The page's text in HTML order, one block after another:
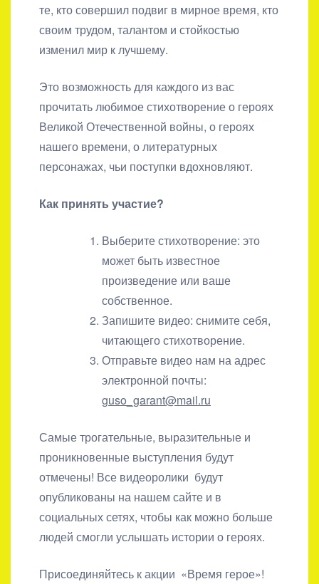
те, кто совершил подвиг в мирное время, кто
своим трудом, талантом и стойкостью
изменил мир к лучшему.
Это возможность для каждого из вас
прочитать любимое стихотворение о героях
Великой Отечественной войны, о героях
нашего времени, о литературных
персонажах, чьи поступки вдохновляют.
Как принять участие?
Выберите стихотворение: это
может быть известное
произведение или ваше
собственное.
Запишите видео: снимите себя,
читающего стихотворение.
Отправьте видео нам на адрес
электронной почты:
guso_garant@mail.ru
Самые трогательные, выразительные и
проникновенные выступления будут
отмечены! Все видеоролики будут
опубликованы на нашем сайте и в
социальных сетях, чтобы как можно больше
людей смогли услышать истории о героях.
Присоединяйтесь к акции «Время герое»!